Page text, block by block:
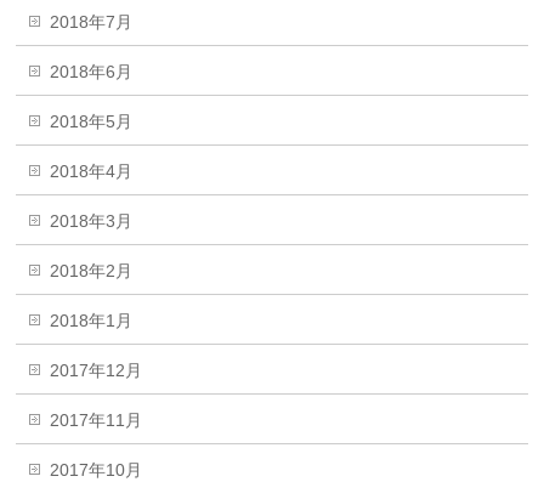
2018年7月
2018年6月
2018年5月
2018年4月
2018年3月
2018年2月
2018年1月
2017年12月
2017年11月
2017年10月